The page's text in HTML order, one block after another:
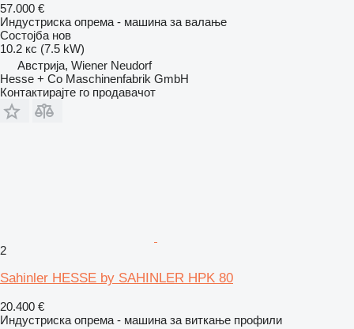
57.000 €
Индустриска опрема - машина за валање
Состојба нов
10.2 кс (7.5 kW)
Австрија, Wiener Neudorf
Hesse + Co Maschinenfabrik GmbH
Контактирајте го продавачот
2
Sahinler HESSE by SAHINLER HPK 80
20.400 €
Индустриска опрема - машина за виткање профили